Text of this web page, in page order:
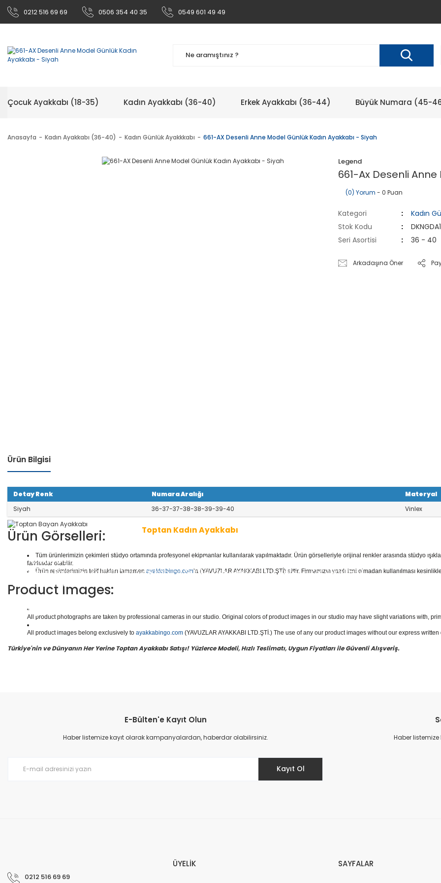
0212 516 69 69 0506 354 40 35 0549 601 49 49
Çocuk Ayakkabı (18-35) Kadın Ayakkabı (36-40) Erkek Ayakkabı (36-44) Büyük Numara (45-
Anasayfa Kadın Ayakkabı (36-40) Kadın Günlük Ayakkkabı 661-AX Desenli Anne Model Günlük Kadın Ayakkabı - Siyah
Legend
661-Ax Desenli
(0) Yorum - 0 Puan
Kategori
Kadın
Stok Kodu
Seri Asortisi
36 - 40
Arkadaşına Öner
Ürün Bilgisi
Detay Renk Numara Aralığı Materyal
Siyah
36-37-37-38-38-39-39-40 Vinlex
Toptan Kadın Ayakkabı
1 seri içinde8çift ayakkabı bulunur. Toptan Kadın/Bayan Ayakkabı
kategorisinde; Stilettola
r, Abiyeler, Babetler, Kaliteli Deri Ayakkabılar, Günlük Deri Ayakkabılar, Keten - Kot Ayakkabıl
ar, Botlar ve daha binlerce model kadın/bayan ayakkabısı mevcuttur.
Yüzlerce modeli, hızlı teslimatı, uygun
en doğru adresi Yavuzlar Ayakkabı!
Ürün Görselleri:
Tüm ürünlerimizin çekimleri stüdyo ortamında profesyonel ekipmanlar kullanılarak yapılmaktadır. Ürün görselleriyle orijinal renkler arasında stüdyo
farklılıklar olabilir.
Ürün resimlerimizin telif hakları tamamen ayakkabingo.com’a (YAVUZLAR AYAKKABI LTD.ŞTİ) aittir. Firmamızın yazılı izni olmadan kullanılması
Product Images:
All product photographs are taken by professional cameras in our studio. Original colors of product images in our studio may have slight variations with,
All product images belong exclusively to ayakkabingo.com (YAVUZLAR AYAKKABI LTD.ŞTİ.) The use of any our product images without our express
Türkiye'nin ve Dünyanın Her Yerine Toptan Ayakkabı Satışı! Yüzlerce Modeli, Hızlı Teslimatı, Uygun Fiyatları ile Güvenli Alışveriş.
E-Bülten'e Kayıt Olun
Haber listemize kayıt olarak kampanyalardan, haberdar olabilirsiniz.
Kayıt Ol
Haber
0212 516 69 69
ÜYELİK SAYFALAR